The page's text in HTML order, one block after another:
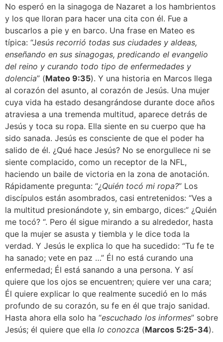
No esperó en la sinagoga de Nazaret a los hambrientos
y los que lloran para hacer una cita con él. Fue a
buscarlos a pie y en barco. Una frase en Mateo es
típica: “Jesús recorrió todas sus ciudades y aldeas,
enseñando en sus sinagogas, predicando el evangelio
del reino y curando todo tipo de enfermedades y
dolencia” (Mateo 9:35). Y una historia en Marcos llega
al corazón del asunto, al corazón de Jesús. Una mujer
cuya vida ha estado desangrándose durante doce años
atraviesa a una tremenda multitud, aparece detrás de
Jesús y toca su ropa. Ella siente en su cuerpo que ha
sido sanada. Jesús es consciente de que el poder ha
salido de él. ¿Qué hace Jesús? No se enorgullece ni se
siente complacido, como un receptor de la NFL,
haciendo un baile de victoria en la zona de anotación.
Rápidamente pregunta: “¿Quién tocó mi ropa?” Los
discípulos están asombrados, casi entretenidos: “Ves a
la multitud presionándote y, sin embargo, dices:” ¿Quién
me tocó? “. Pero él sigue mirando a su alrededor, hasta
que la mujer se asusta y tiembla y le dice toda la
verdad. Y Jesús le explica lo que ha sucedido: “Tu fe te
ha sanado; vete en paz …” Él no está curando una
enfermedad; Él está sanando a una persona. Y así
quiere que los ojos se encuentren; quiere ver una cara;
Él quiere explicar lo que realmente sucedió en lo más
profundo de su corazón, su fe en él que trajo sanidad.
Hasta ahora ella solo ha “escuchado los informes” sobre
Jesús; él quiere que ella lo conozca (Marcos 5:25-34).